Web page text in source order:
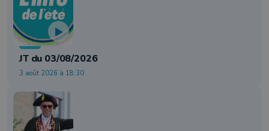
Info
JT du 03/08/2026
3 août 2026 à 18:30